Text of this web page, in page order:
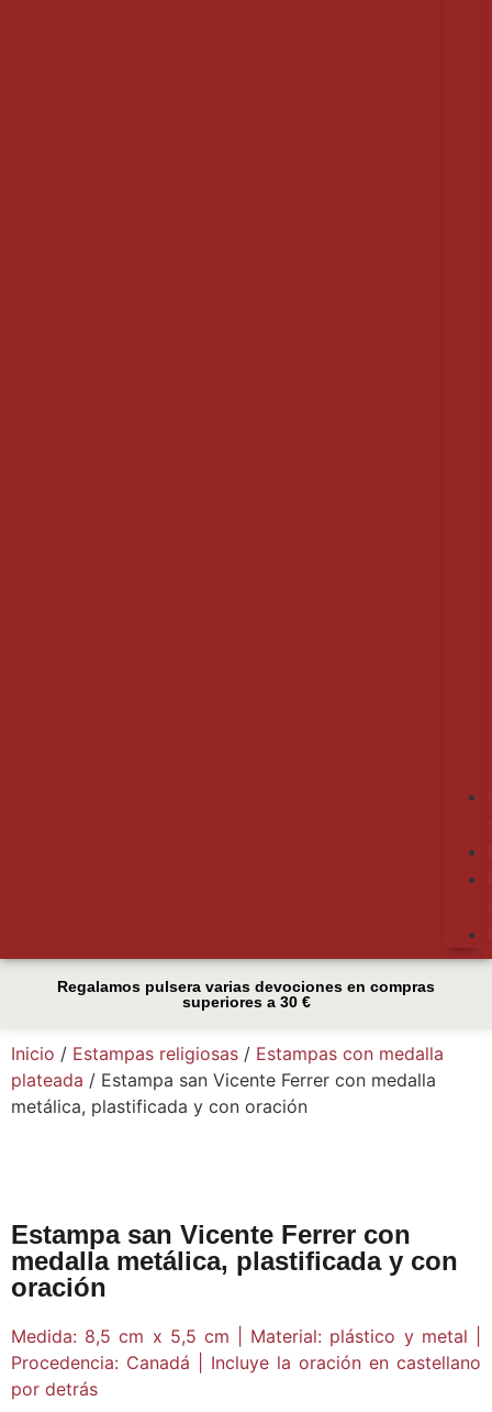
Regalamos pulsera varias devociones en compras
superiores a 30 €
Inicio / Estampas religiosas / Estampas con medalla
plateada / Estampa san Vicente Ferrer con medalla
metálica, plastificada y con oración
Estampa san Vicente Ferrer con
medalla metálica, plastificada y con
oración
Medida: 8,5 cm x 5,5 cm | Material: plástico y metal |
Procedencia: Canadá | Incluye la oración en castellano
por detrás